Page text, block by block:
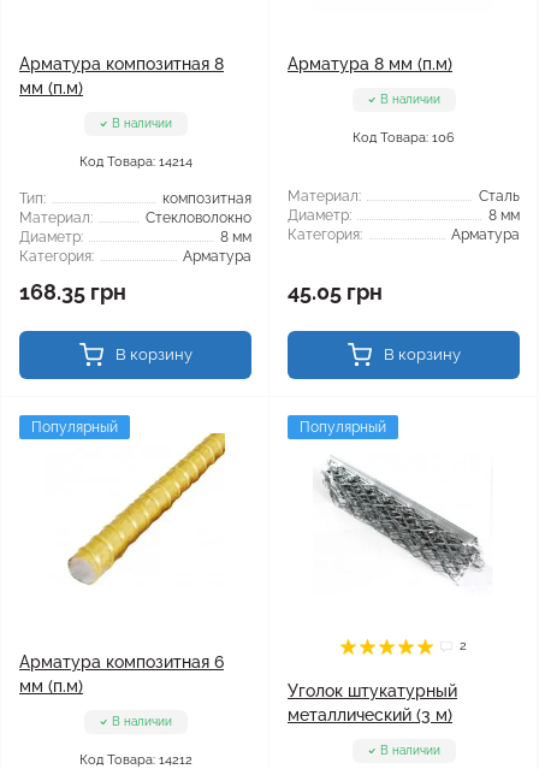
Арматура композитная 8
мм (п.м)
В наличии
Код Товара: 14214
Тип:
композитная
Материал:
Стекловолокно
Диаметр:
8 мм
Категория:
Арматура
168.35 грн
В корзину
Арматура 8 мм (п.м)
В наличии
Код Товара: 106
Материал:
Сталь
Диаметр:
8 мм
Категория:
Арматура
45.05 грн
В корзину
Популярный
Арматура композитная 6
мм (п.м)
В наличии
Код Товара: 14212
Популярный
2
Уголок штукатурный
металлический (3 м)
В наличии